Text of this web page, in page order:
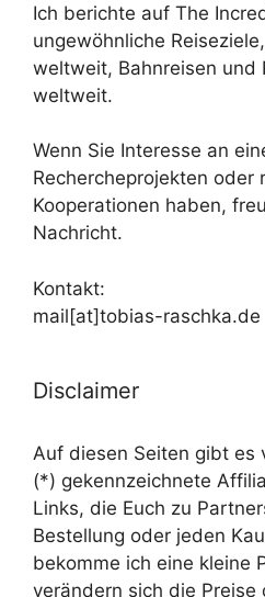
Ich berichte auf The
ungewöhnliche
weltweit, Bahnreisen und
weltweit.
Wenn Sie Interesse an
Rechercheprojekten oder
Kooperationen haben,
Nachricht.
Kontakt:
mail[at]tobias-raschka.de
Disclaimer
Auf diesen Seiten gibt es
(*) gekennzeichnete
Links, die Euch zu
Bestellung oder jeden
bekomme ich eine kleine
verändern sich die Preise